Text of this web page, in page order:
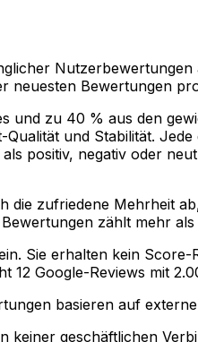
neuesten Bewertungen
und zu 40 % aus den
und Stabilität.
positiv, negativ oder
zufriedene Mehrheit
zählt mehr als
Sie erhalten kein
Google-Reviews mit
basieren auf
geschäftlichen